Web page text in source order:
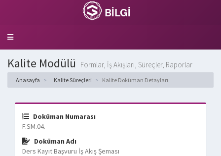
BİLGİ
Toggle
Kalite Modülü Formlar, İş Akışları, Süreçler, Raporlar
Anasayfa Kalite Süreçleri Kalite Doküman Detayları
Doküman Numarası
F.SM.04.
Doküman Adı
Ders Kayıt Başvuru İş Akış Şeması